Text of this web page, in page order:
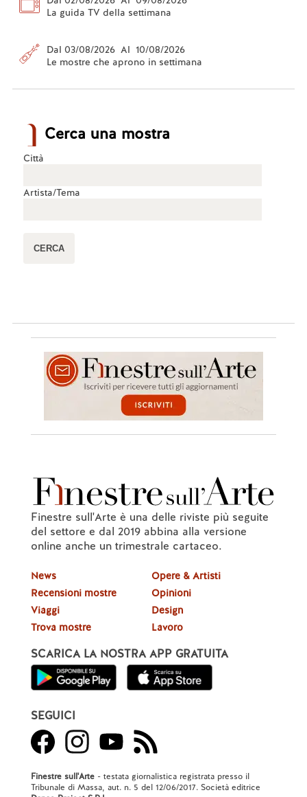
La guida TV della settimana
Dal 03/08/2026 Al 10/08/2026
Le mostre che aprono in settimana
Cerca una mostra
Città
Artista/Tema
Finestre sull'Arte è una delle riviste più seguite
del settore e dal 2019 abbina alla versione
online anche un trimestrale cartaceo.
News
Recensioni mostre
Viaggi
Trova mostre
Opere & Artisti
Opinioni
Design
Lavoro
SCARICA LA NOSTRA APP GRATUITA
SEGUICI
Finestre sull'Arte- testata giornalistica registrata presso il
Tribunale di Massa, aut. n. 5 del 12/06/2017. Società editrice